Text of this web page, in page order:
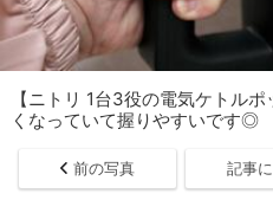
【ニトリ 1台3役の電気ケトル
くなっていて握りやすいです◎
前の写真 記事